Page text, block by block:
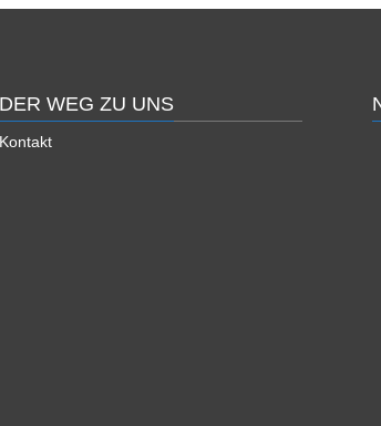
DER WEG ZU UNS
Kontakt